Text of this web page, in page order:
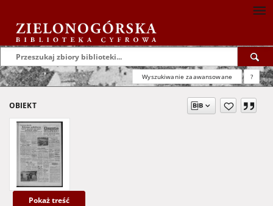
Wyszukiwanie zaawansowane ?
OBIEKT
Pokaż treść